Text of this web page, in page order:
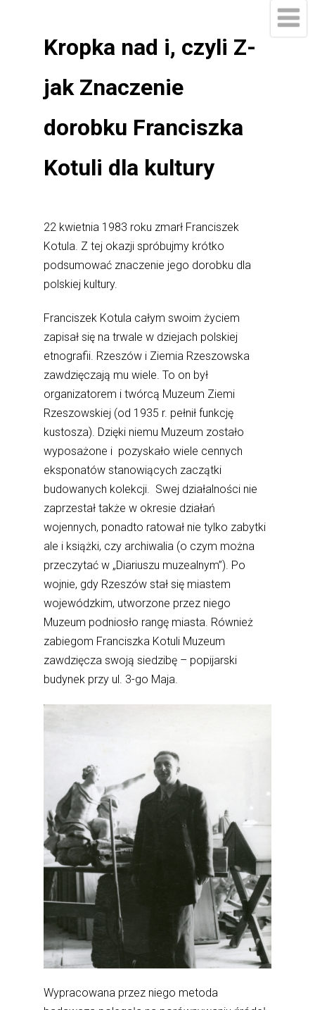
Kropka nad i, czyli Z-
jak Znaczenie
dorobku Franciszka
Kotuli dla kultury
22 kwietnia 1983 roku zmarł Franciszek
Kotula. Z tej okazji spróbujmy krótko
podsumować znaczenie jego dorobku dla
polskiej kultury.
Franciszek Kotula całym swoim życiem
zapisał się na trwale w dziejach polskiej
etnografii. Rzeszów i Ziemia Rzeszowska
zawdzięczają mu wiele. To on był
organizatorem i twórcą Muzeum Ziemi
Rzeszowskiej (od 1935 r. pełnił funkcję
kustosza). Dzięki niemu Muzeum zostało
wyposażone i pozyskało wiele cennych
eksponatów stanowiących zaczątki
budowanych kolekcji. Swej działalności nie
zaprzestał także w okresie działań
wojennych, ponadto ratował nie tylko zabytki
ale i książki, czy archiwalia (o czym można
przeczytać w „Diariuszu muzealnym”). Po
wojnie, gdy Rzeszów stał się miastem
wojewódzkim, utworzone przez niego
Muzeum podniosło rangę miasta. Również
zabiegom Franciszka Kotuli Muzeum
zawdzięcza swoją siedzibę – popijarski
budynek przy ul. 3-go Maja.
Wypracowana przez niego metoda